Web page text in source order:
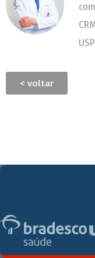
USP
< voltar